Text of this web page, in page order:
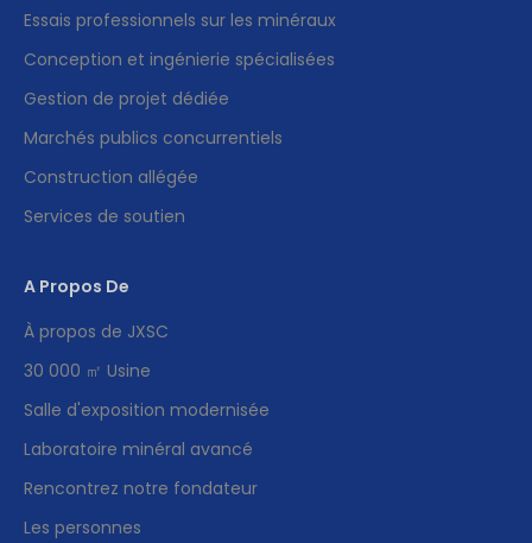
Essais professionnels sur les minéraux
Conception et ingénierie spécialisées
Gestion de projet dédiée
Marchés publics concurrentiels
Construction allégée
Services de soutien
A Propos De
À propos de JXSC
30 000 ㎡ Usine
Salle d'exposition modernisée
Laboratoire minéral avancé
Rencontrez notre fondateur
Les personnes